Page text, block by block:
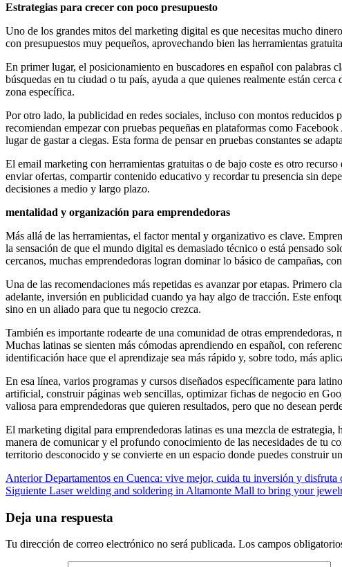
Estrategias para crecer con poco presupuesto
Uno de los grandes mitos del marketing digital es que necesitas mucho
con presupuestos muy pequeños, aprovechando bien las herramientas
En primer lugar, el posicionamiento en buscadores en español con
búsquedas en tu ciudad o tu país, ayuda a que quienes realmente están
zona específica.
Por otro lado, la publicidad en redes sociales, incluso con montos reducidos
recomiendan empezar con pruebas pequeñas en plataformas como
lugar de gastar a ciegas. Esta forma de pensar en pruebas constantes se
El email marketing con herramientas gratuitas o de bajo coste es otro
enviar ofertas, compartir contenido educativo y recordar tu presencia sin
decisiones a medio y largo plazo.
mentalidad y organización para emprendedoras
Más allá de las herramientas, el factor mental y organizativo es clave.
la sensación de que el mundo digital es demasiado técnico o está pensado
cercanos, muchas emprendedoras logran dominar lo básico de campañas,
Una de las recomendaciones más repetidas es avanzar por etapas. Primero
adelante, inversión en publicidad cuando ya hay algo de tracción. Este
sino en un aliado para que tu negocio crezca.
También es importante rodearte de una comunidad de otras
Muchas latinas se sienten más cómodas aprendiendo en español, con
identificación hace que el aprendizaje sea más rápido y, sobre todo, más
En esa línea, varios programas y cursos diseñados específicamente para
artificial, construir páginas web sencillas, optimizar fichas de negocio en
valiosa para emprendedoras que quieren resultados, pero que no desean
El marketing digital para emprendedoras latinas es una mezcla de
manera de comunicar y el profundo conocimiento de las necesidades de tu
territorio desconocido y se convierte en un espacio donde puedes construir
Navegación
de
entradas
Anterior Entrada
anterior:
Departamentos en Cuenca: vive mejor, cuida tu inversión y disfruta
Siguiente Entrada
Laser welding and soldering in Altamonte Mall to bring your
Deja una respuesta
Tu dirección de correo electrónico no será publicada. Los campos